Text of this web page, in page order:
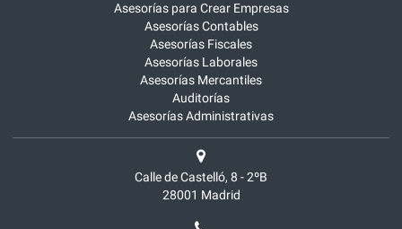
Asesorías para Crear Empresas
Asesorías Contables
Asesorías Fiscales
Asesorías Laborales
Asesorías Mercantiles
Auditorías
Asesorías Administrativas
Calle de Castelló, 8 - 2ºB
28001 Madrid